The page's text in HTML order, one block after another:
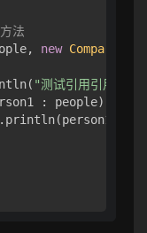
法
new
"测试引用引用某个
: people) {